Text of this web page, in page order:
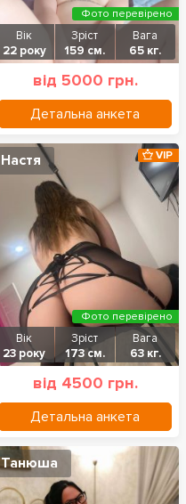
Вік
22 року
Зріст
159 см.
Вага
65 кг.
від 5000 грн.
Детальна анкета
Фото перевірено
Настя
Вік
23 року
Зріст
173 см.
Вага
63 кг.
від 4500 грн.
Детальна анкета
VIP
Фото перевірено
Танюша